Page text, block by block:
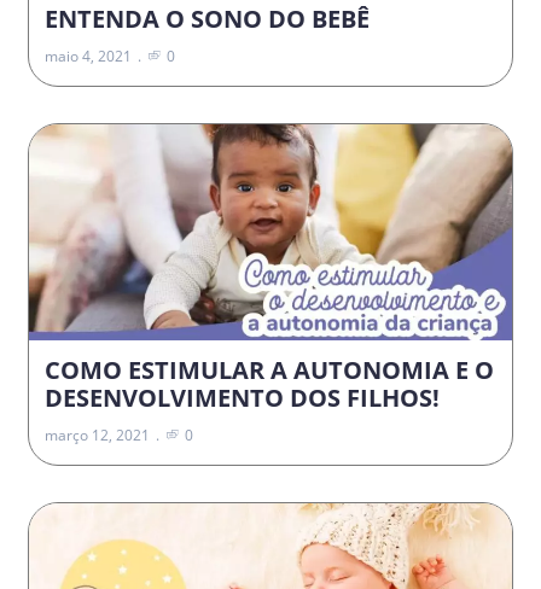
ENTENDA O SONO DO BEBÊ
maio 4, 2021 0
COMO ESTIMULAR A AUTONOMIA E O
DESENVOLVIMENTO DOS FILHOS!
março 12, 2021 0